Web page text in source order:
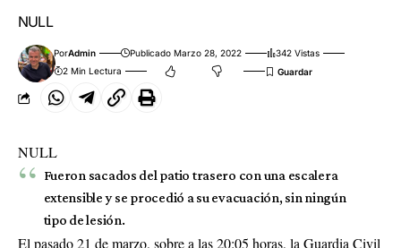
NULL
PorAdmin Publicado Marzo 28, 2022
342 Vistas
2 Min Lectura
NULL
Fueron sacados del patio trasero con una escalera
extensible y se procedió a su evacuación, sin ningún
tipo de lesión.
El pasado 21 de marzo, sobre a las 20:05 horas, la Guardia Civil